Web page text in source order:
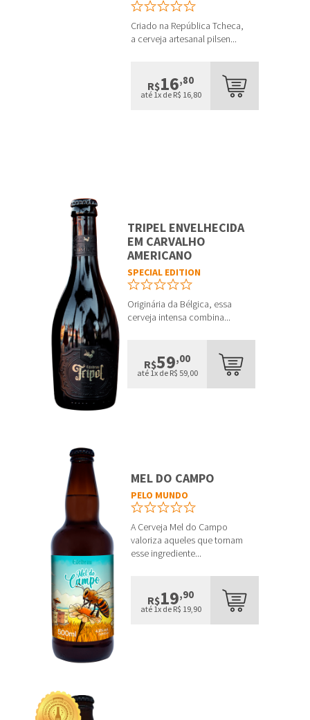
Criado na República Tcheca,
a cerveja artesanal pilsen...
R$16,80
até 1x de R$ 16,80
TRIPEL ENVELHECIDA
EM CARVALHO
AMERICANO
SPECIAL EDITION
Originária da Bélgica, essa
cerveja intensa combina...
R$59,00
até 1x de R$ 59,00
MEL DO CAMPO
PELO MUNDO
A Cerveja Mel do Campo
valoriza aqueles que tornam
esse ingrediente...
R$19,90
até 1x de R$ 19,90